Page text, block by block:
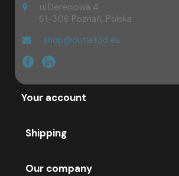
ul.Dereniowa 4
61-306 Poznań, Polska
shop@outlet3d.eu
Your account
Shipping
Our company